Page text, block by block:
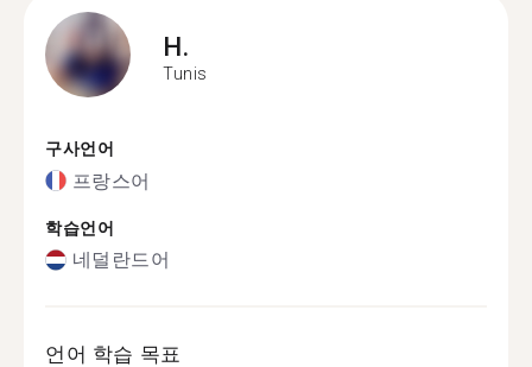
H.
Tunis
구사언어
프랑스어
학습언어
네덜란드어
언어 학습 목표